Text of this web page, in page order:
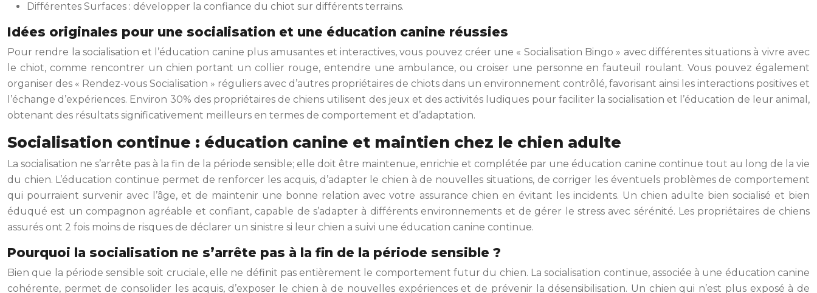
Différentes Surfaces : développer la confiance du chiot sur différents terrains.
Idées originales pour une socialisation et une éducation canine réussies
Pour rendre la socialisation et l’éducation canine plus amusantes et interactives, vous pouvez créer une « Socialisation Bingo » avec différentes situations à vivre avec
le chiot, comme rencontrer un chien portant un collier rouge, entendre une ambulance, ou croiser une personne en fauteuil roulant. Vous pouvez également
organiser des « Rendez-vous Socialisation » réguliers avec d’autres propriétaires de chiots dans un environnement contrôlé, favorisant ainsi les interactions positives et
l’échange d’expériences. Environ 30% des propriétaires de chiens utilisent des jeux et des activités ludiques pour faciliter la socialisation et l’éducation de leur animal,
obtenant des résultats significativement meilleurs en termes de comportement et d’adaptation.
Socialisation continue : éducation canine et maintien chez le chien adulte
La socialisation ne s’arrête pas à la fin de la période sensible; elle doit être maintenue, enrichie et complétée par une éducation canine continue tout au long de la vie
du chien. L’éducation continue permet de renforcer les acquis, d’adapter le chien à de nouvelles situations, de corriger les éventuels problèmes de comportement
qui pourraient survenir avec l’âge, et de maintenir une bonne relation avec votre assurance chien en évitant les incidents. Un chien adulte bien socialisé et bien
éduqué est un compagnon agréable et confiant, capable de s’adapter à différents environnements et de gérer le stress avec sérénité. Les propriétaires de chiens
assurés ont 2 fois moins de risques de déclarer un sinistre si leur chien a suivi une éducation canine continue.
Pourquoi la socialisation ne s’arrête pas à la fin de la période sensible ?
Bien que la période sensible soit cruciale, elle ne définit pas entièrement le comportement futur du chien. La socialisation continue, associée à une éducation canine
cohérente, permet de consolider les acquis, d’exposer le chien à de nouvelles expériences et de prévenir la désensibilisation. Un chien qui n’est plus exposé à de